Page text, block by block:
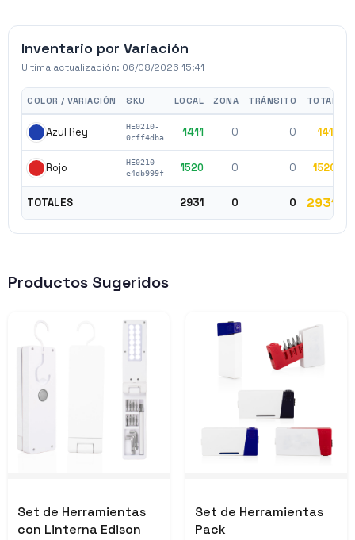
Inventario por Variación
Última actualización: 06/08/2026 15:41
COLOR / VARIACIÓN SKU LOCAL ZONA TRÁNSITO TOTAL
Azul Rey
HE0210-
0cff4dba
1411 0 0 1411
Rojo
HE0210-
e4db999f
1520 0 0 1520
TOTALES 2931 0 0 2931
Productos Sugeridos
Set de Herramientas
con Linterna Edison
Set de Herramientas
Pack